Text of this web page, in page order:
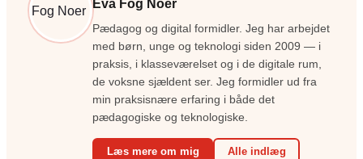
Eva Fog Noer
Pædagog og digital formidler. Jeg har arbejdet
med børn, unge og teknologi siden 2009 — i
praksis, i klasseværelset og i de digitale rum,
de voksne sjældent ser. Jeg formidler ud fra
min praksisnære erfaring i både det
pædagogiske og teknologiske.
Læs mere om mig Alle indlæg